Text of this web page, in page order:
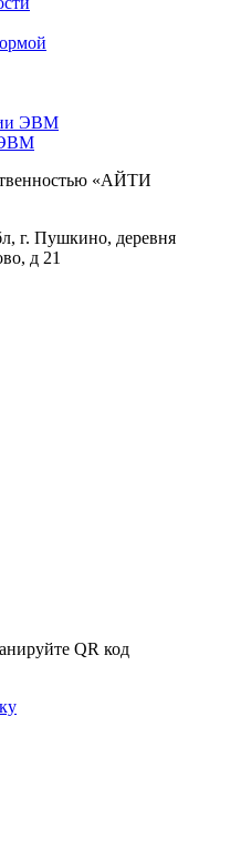
ЭВМ
ЭВМ
«АЙТИ
г. Пушкино, деревня
д 21
QR код